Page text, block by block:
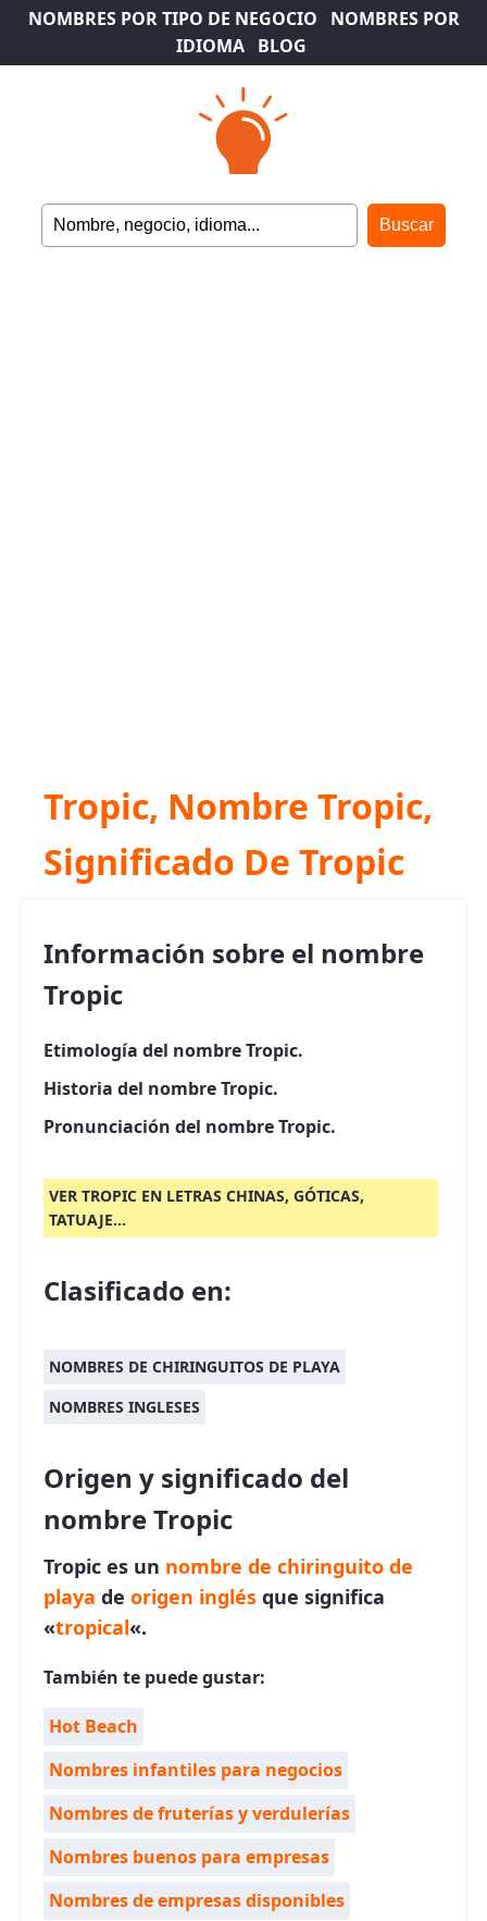
NOMBRES POR TIPO DE NEGOCIO
NOMBRES POR
IDIOMA
BLOG
Tropic, Nombre Tropic,
Significado De Tropic
Información sobre el nombre
Tropic
Etimología del nombre Tropic.
Historia del nombre Tropic.
Pronunciación del nombre Tropic.
VER TROPIC EN LETRAS CHINAS, GÓTICAS,
TATUAJE...
Clasificado en:
NOMBRES DE CHIRINGUITOS DE PLAYA
NOMBRES INGLESES
Origen y significado del
nombre Tropic
Tropic es un nombre de chiringuito de
playa de origen inglés que significa
«tropical«.
También te puede gustar:
Hot Beach
Nombres infantiles para negocios
Nombres de fruterías y verdulerías
Nombres buenos para empresas
Nombres de empresas disponibles